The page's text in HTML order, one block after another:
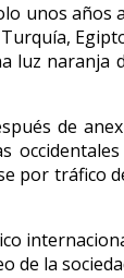
unos años
luz naranja
de
por tráfico
de la